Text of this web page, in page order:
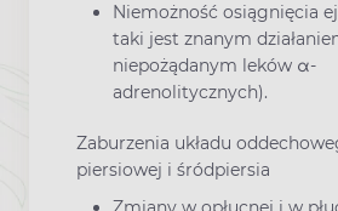
Niemożność osiągnięcia
taki jest znanym
niepożądanym leków α-
adrenolitycznych).
Zaburzenia układu
piersiowej i śródpiersia